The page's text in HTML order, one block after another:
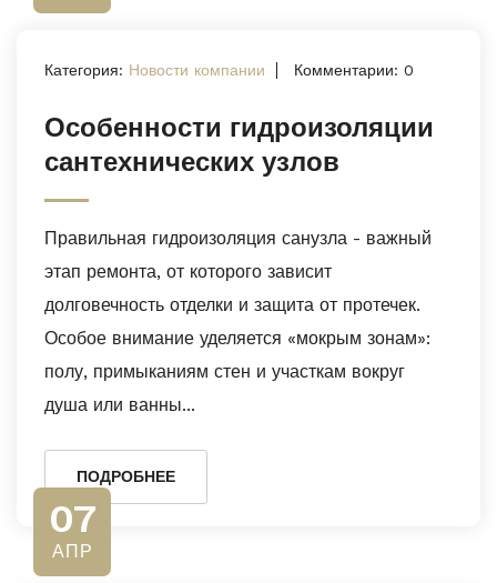
Категория: Новости компании Комментарии: 0
Особенности гидроизоляции
сантехнических узлов
Правильная гидроизоляция санузла - важный
этап ремонта, от которого зависит
долговечность отделки и защита от протечек.
Особое внимание уделяется «мокрым зонам»:
полу, примыканиям стен и участкам вокруг
душа или ванны...
ПОДРОБНЕЕ
07
АПР